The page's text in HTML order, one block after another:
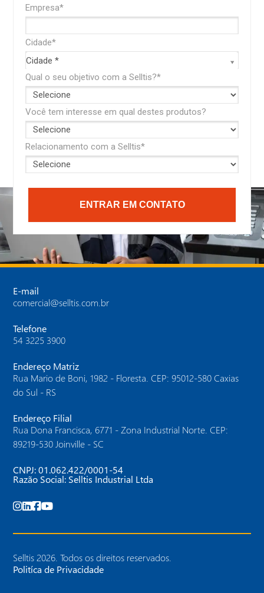
Empresa*
Cidade*
Cidade *
Cidade*
Qual o seu objetivo com a Selltis?*
Você tem interesse em qual destes produtos?
Relacionamento com a Selltis*
ENTRAR EM CONTATO
E-mail
comercial@selltis.com.br
Telefone
54 3225 3900
Endereço Matriz
Rua Mario de Boni, 1982 - Floresta. CEP: 95012-580 Caxias
do Sul - RS
Endereço Filial
Rua Dona Francisca, 6771 - Zona Industrial Norte. CEP:
89219-530 Joinville - SC
CNPJ: 01.062.422/0001-54
Razão Social: Selltis Industrial Ltda
Selltis2026 .Todos os direitos reservados
Politíca de Privacidade